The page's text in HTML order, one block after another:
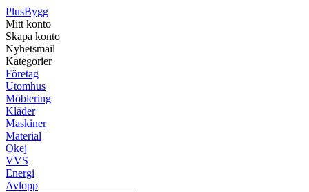
PlusBygg
Mitt konto
Skapa konto
Nyhetsmail
Kategorier
Företag
Utomhus
Möblering
Kläder
Maskiner
Material
Okej
VVS
Energi
Avlopp